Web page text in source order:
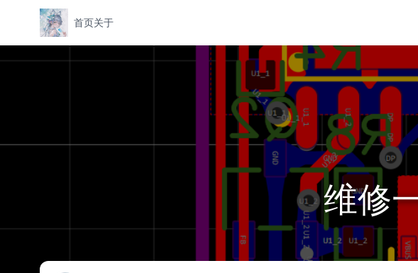
首页关于
维修